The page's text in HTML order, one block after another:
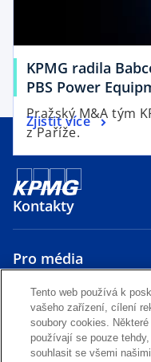
b
KPMG radila
PBS Power
Pražský M&A tým
z Paříže.
Zjistit více
Kontakty
Pro média
O nás
o
Tento web používá k
vašeho zařízení, cílení
soubory cookies.
používají se pouze
souhlasit se všemi